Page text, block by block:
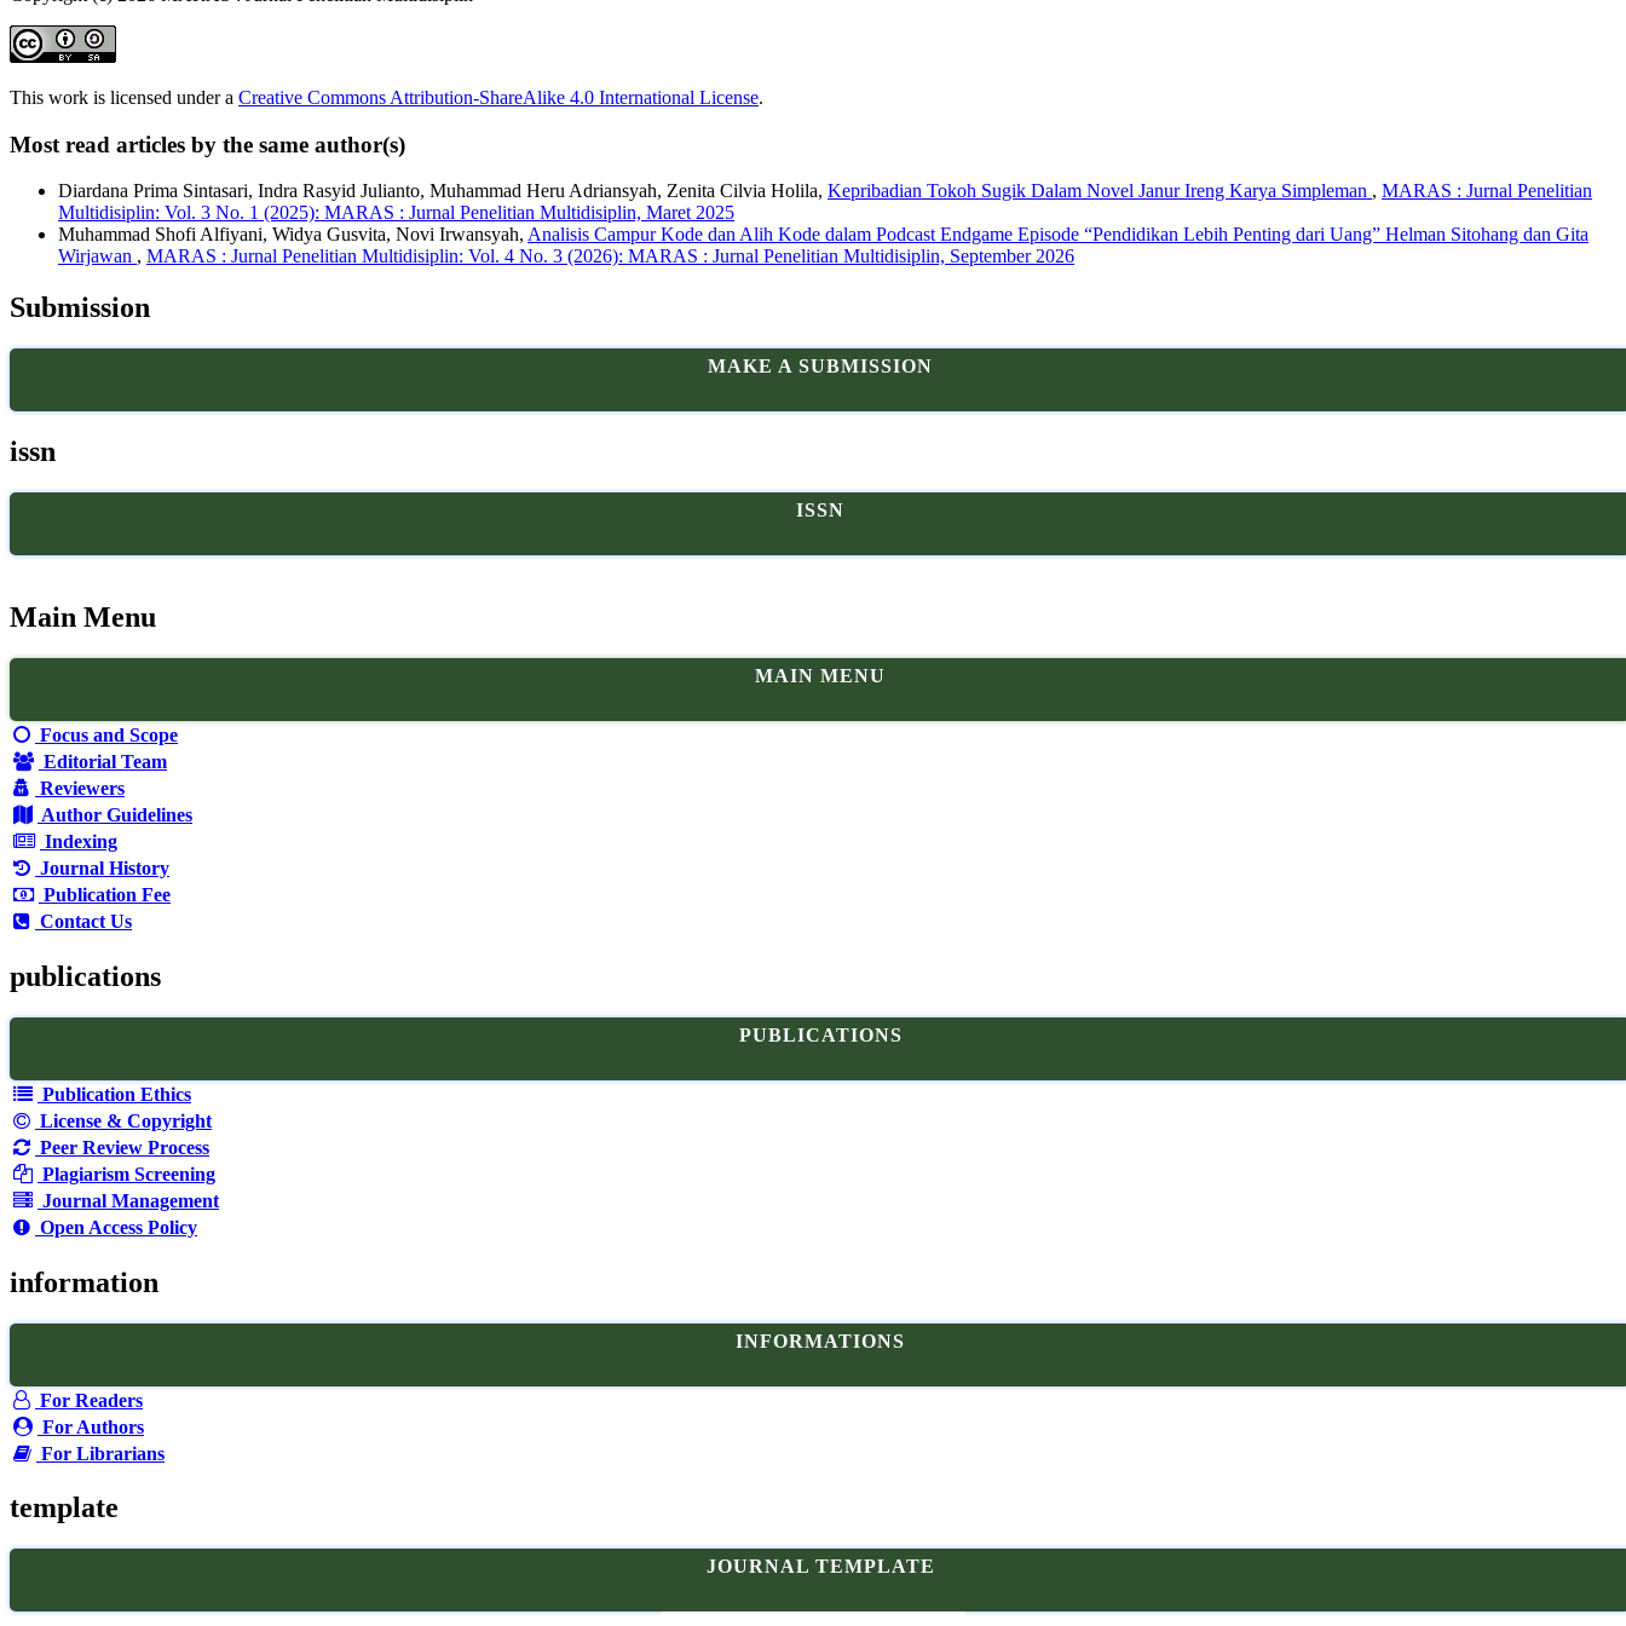
This work is licensed under a Creative Commons Attribution-ShareAlike 4.0 International License.
Most read articles by the same author(s)
Diardana Prima Sintasari, Indra Rasyid Julianto, Muhammad Heru Adriansyah, Zenita Cilvia Holila, Kepribadian Tokoh Sugik Dalam Novel Janur Ireng Karya Simpleman , MARAS : Jurnal Penelitian
Multidisiplin: Vol. 3 No. 1 (2025): MARAS : Jurnal Penelitian Multidisiplin, Maret 2025
Muhammad Shofi Alfiyani, Widya Gusvita, Novi Irwansyah, Analisis Campur Kode dan Alih Kode dalam Podcast Endgame Episode “Pendidikan Lebih Penting dari Uang” Helman Sitohang dan Gita
Wirjawan , MARAS : Jurnal Penelitian Multidisiplin: Vol. 4 No. 3 (2026): MARAS : Jurnal Penelitian Multidisiplin, September 2026
Submission
MAKE A SUBMISSION
issn
ISSN
Main Menu
MAIN MENU
Focus and Scope
Editorial Team
Reviewers
Author Guidelines
Indexing
Journal History
Publication Fee
Contact Us
publications
PUBLICATIONS
Publication Ethics
License & Copyright
Peer Review Process
Plagiarism Screening
Journal Management
Open Access Policy
information
INFORMATIONS
For Readers
For Authors
For Librarians
template
JOURNAL TEMPLATE